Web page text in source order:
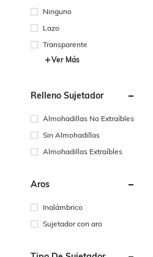
Ninguno
Lazo
Transparente
Ver Más
Relleno Sujetador
Almohadillas No Extraíbles
Sin Almohadillas
Almohadillas Extraíbles
Aros
Inalámbrico
Sujetador con aro